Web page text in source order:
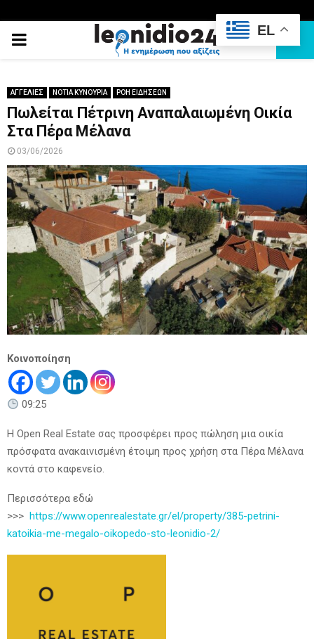
PRIMARY
ΑΓΓΕΛΙΕΣ ΝΟΤΙΑ ΚΥΝΟΥΡΙΑ ΡΟΗ ΕΙΔΗΣΕΩΝ
Πωλείται Πέτρινη Αναπαλαιωμένη Οικία
Στα Πέρα Μέλανα
03/06/2026
Κοινοποίηση
09:25
Η Open Real Estate σας προσφέρει προς πώληση μια οικία
πρόσφατα ανακαινισμένη έτοιμη προς χρήση στα Πέρα Μέλανα
κοντά στο καφενείο.
Περισσότερα εδώ
>>> https://www.openrealestate.gr/el/property/385-petrini-
katoikia-me-megalo-oikopedo-sto-leonidio-2/
EL